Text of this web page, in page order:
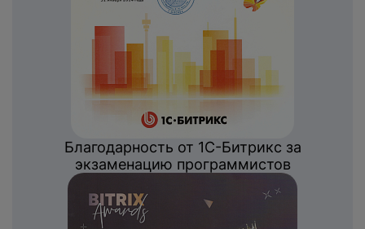
Благодарность от 1С-Битрикс за
экзаменацию программистов